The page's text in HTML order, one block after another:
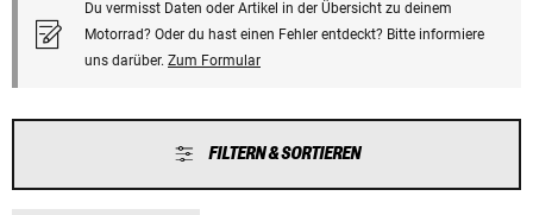
Du vermisst Daten oder Artikel in der Übersicht zu deinem
Motorrad? Oder du hast einen Fehler entdeckt? Bitte informiere
uns darüber. Zum Formular
FILTERN & SORTIEREN